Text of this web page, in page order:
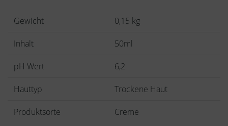
Gewicht 0,15 kg
Inhalt 50ml
pH Wert 6,2
Hauttyp Trockene Haut
Produktsorte Creme